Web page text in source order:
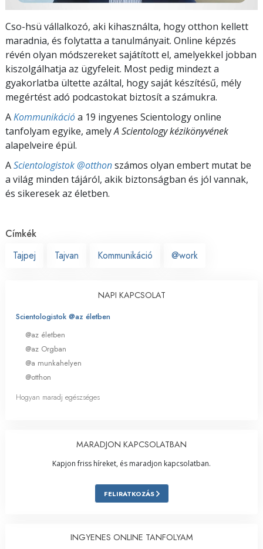
Cso-hsü vállalkozó, aki kihasználta, hogy otthon kellett
maradnia, és folytatta a tanulmányait. Online képzés
révén olyan módszereket sajátított el, amelyekkel jobban
kiszolgálhatja az ügyfeleit. Most pedig mindezt a
gyakorlatba ültette azáltal, hogy saját készítésű, mély
megértést adó podcastokat biztosít a számukra.
AKommunikációa 19 ingyenes Scientology online
tanfolyam egyike, amelyA Scientology kézikönyvének
alapelveire épül.
AScientologistok @otthonszámos olyan embert mutat be
a világ minden tájáról, akik biztonságban és jól vannak,
és sikeresek az életben.
Címkék
Tajpej
Tajvan Kommunikáció @work
NAPI KAPCSOLAT
Scientologistok @az életben
@az életben
@az Orgban
@a munkahelyen
@otthon
Hogyan maradj egészséges
MARADJON KAPCSOLATBAN
Kapjon friss híreket, és maradjon kapcsolatban.
FELIRATKOZÁS
INGYENES ONLINE TANFOLYAM